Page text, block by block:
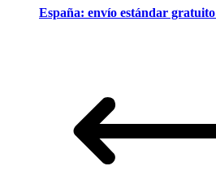
España: envío estándar gratuito